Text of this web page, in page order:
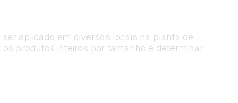
aplicado em diversos locais na planta de
produtos inteiros por tamanho e determinar